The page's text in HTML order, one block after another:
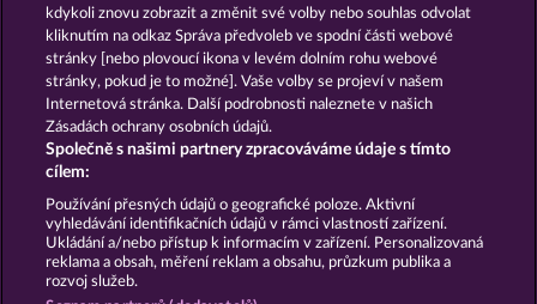
Podmínky Prohlášení o ochraně údajů
Kontakt Společnost Časté dotazy
Facebook
Podat Žádost o Odstoupení
kdykoli znovu zobrazit a změnit své volby nebo souhlas odvolat
kliknutím na odkaz Správa předvoleb ve spodní části webové
stránky [nebo plovoucí ikona v levém dolním rohu webové
stránky, pokud je to možné]. Vaše volby se projeví v našem
Internetová stránka. Další podrobnosti naleznete v našich
Zásadách ochrany osobních údajů.
Společně s našimi partnery zpracováváme údaje s tímto
cílem:
Používání přesných údajů o geografické poloze. Aktivní
vyhledávání identifikačních údajů v rámci vlastností zařízení.
Ukládání a/nebo přístup k informacím v zařízení. Personalizovaná
reklama a obsah, měření reklam a obsahu, průzkum publika a
rozvoj služeb.